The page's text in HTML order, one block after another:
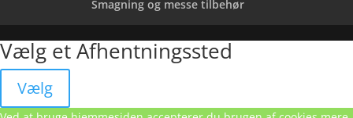
Smagning og messe tilbehør
Vælg et Afhentningssted
Vælg